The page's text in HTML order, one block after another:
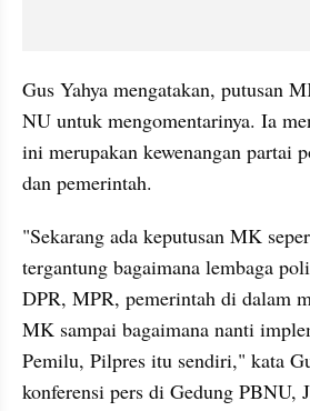
Gus Yahya mengatakan, putusan
NU untuk mengomentarinya. Ia
ini merupakan kewenangan partai
dan pemerintah.
"Sekarang ada keputusan MK
tergantung bagaimana lembaga
DPR, MPR, pemerintah di dalam
MK sampai bagaimana nanti
Pemilu, Pilpres itu sendiri," kata
konferensi pers di Gedung PBNU,